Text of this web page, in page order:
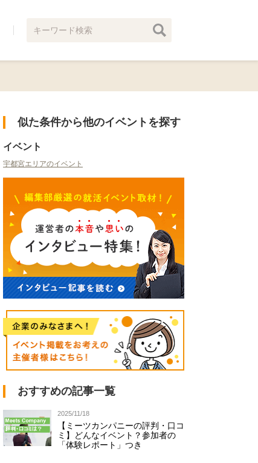
似た条件から他のイベントを探す
イベント
宇都宮エリアのイベント
おすすめの記事一覧
2025/11/18
【ミーツカンパニーの評判・口コ
ミ】どんなイベント？参加者の
「体験レポート」つき